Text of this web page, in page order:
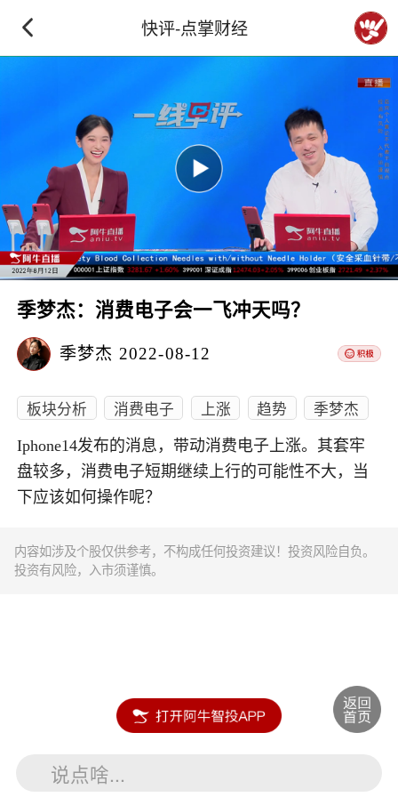
快评-点掌财经
季梦杰：消费电子会一飞冲天吗？
季梦杰 2022-08-12
板块分析 消费电子 上涨 趋势 季梦杰
Iphone14发布的消息，带动消费电子上涨。其套牢
盘较多，消费电子短期继续上行的可能性不大，当
下应该如何操作呢？
内容如涉及个股仅供参考，不构成任何投资建议！投资风险自负。
投资有风险，入市须谨慎。
说点啥...